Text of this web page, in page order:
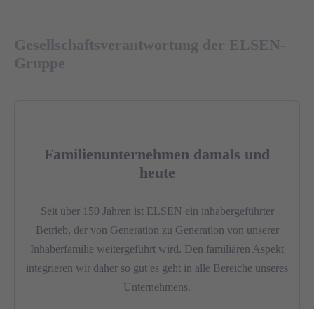
Gesellschaftsverantwortung der ELSEN-
Gruppe
Familienunternehmen damals und
heute
Seit über 150 Jahren ist ELSEN ein inhabergeführter
Betrieb, der von Generation zu Generation von unserer
Inhaberfamilie weitergeführt wird. Den familiären Aspekt
integrieren wir daher so gut es geht in alle Bereiche unseres
Unternehmens.